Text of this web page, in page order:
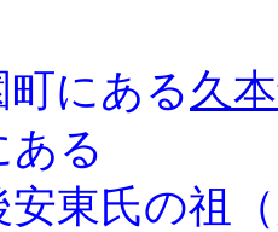
にある久
ある
安東氏の祖